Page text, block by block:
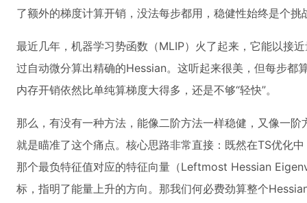
了额外的梯度计算开销，没法每步都用，稳健性始终是个挑
最近几年，机器学习势函数（MLIP）火了起来，它能以接
过自动微分算出精确的Hessian。这听起来很美，但每步都
内存开销依然比单纯算梯度大得多，还是不够“轻快”。
那么，有没有一种方法，能像二阶方法一样稳健，又像一
就是瞄准了这个痛点。核心思路非常直接：既然在TS优化
那个最负特征值对应的特征向量（Leftmost Hessian
标，指明了能量上升的方向。那我们何必费劲算整个